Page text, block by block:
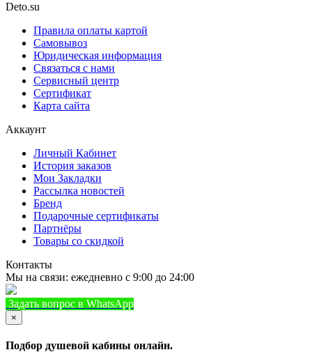
Deto.su
Правила оплаты картой
Самовывоз
Юридическая информация
Связаться с нами
Сервисный центр
Сертификат
Карта сайта
Аккаунт
Личный Кабинет
История заказов
Мои Закладки
Рассылка новостей
Бренд
Подарочные сертификаты
Партнёры
Товары со скидкой
Контакты
Мы на связи: ежедневно с 9:00 до 24:00
Задать вопрос в WhatsApp
×
Подбор душевой кабины онлайн.